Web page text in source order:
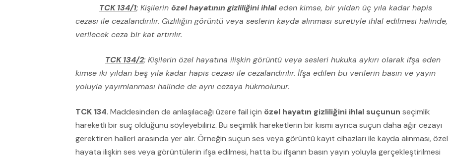
TCK 134/1; Kişilerin özel hayatının gizliliğini ihlaleden kimse, bir yıldan üç yıla kadar hapis
cezası ile cezalandırılır. Gizliliğin görüntü veya seslerin kayda alınması suretiyle ihlal edilmesi halinde,
verilecek ceza bir kat artırılır.
TCK 134/2; Kişilerin özel hayatına ilişkin görüntü veya sesleri hukuka aykırı olarak ifşa eden
kimse iki yıldan beş yıla kadar hapis cezası ile cezalandırılır. İfşa edilen bu verilerin basın ve yayın
yoluyla yayımlanması halinde de aynı cezaya hükmolunur.
TCK 134. Maddesinden de anlaşılacağı üzere fail için özel hayatın gizliliğini ihlal suçunun seçimlik
hareketli bir suç olduğunu söyleyebiliriz. Bu seçimlik hareketlerin bir kısmı ayrıca suçun daha ağır cezayı
gerektiren halleri arasında yer alır. Örneğin suçun ses veya görüntü kayıt cihazları ile kayda alınması, özel
hayata ilişkin ses veya görüntülerin ifşa edilmesi, hatta bu ifşanın basın yayın yoluyla gerçekleştirilmesi